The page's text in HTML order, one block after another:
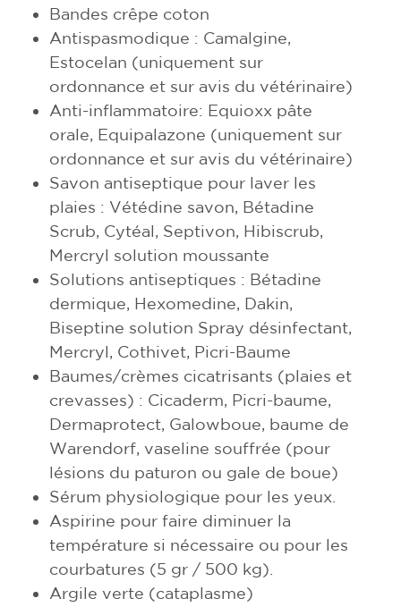
Bandes crêpe coton
Antispasmodique : Camalgine,
Estocelan (uniquement sur
ordonnance et sur avis du vétérinaire)
Anti-inflammatoire: Equioxx pâte
orale, Equipalazone (uniquement sur
ordonnance et sur avis du vétérinaire)
Savon antiseptique pour laver les
plaies : Vétédine savon, Bétadine
Scrub, Cytéal, Septivon, Hibiscrub,
Mercryl solution moussante
Solutions antiseptiques : Bétadine
dermique, Hexomedine, Dakin,
Biseptine solution Spray désinfectant,
Mercryl, Cothivet, Picri-Baume
Baumes/crèmes cicatrisants (plaies et
crevasses) : Cicaderm, Picri-baume,
Dermaprotect, Galowboue, baume de
Warendorf, vaseline souffrée (pour
lésions du paturon ou gale de boue)
Sérum physiologique pour les yeux.
Aspirine pour faire diminuer la
température si nécessaire ou pour les
courbatures (5 gr / 500 kg).
Argile verte (cataplasme)